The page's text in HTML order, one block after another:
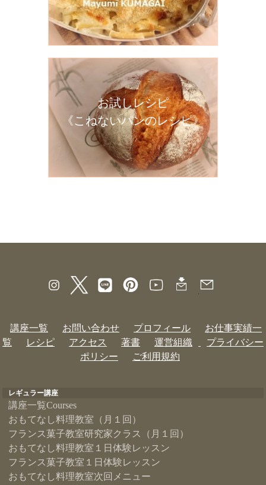
お試しレシピ
《こねないパンのレシピ》
講座一覧 お問い合わせ プロフィール
お仕事実績一
覧
レシピ アクセス 著書 運営組織
プライバシー
ポリシー
ご利用規約
レギュラー講座
講座一覧Courses
おもてなし料理教室（月１回）
フランス菓子教室研究家クラス（月１回）
おもてなし料理教室１日体験レッスン
フランス菓子教室１日体験レッスン
おもてなし料理教室次回メニュー